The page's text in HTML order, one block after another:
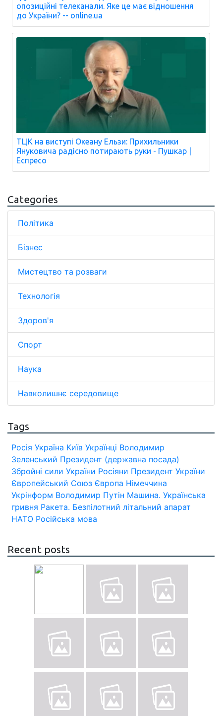
опозиційні телеканали. Яке це має відношення
до України? -- online.ua
ТЦК на виступі Океану Ельзи: Прихильники
Януковича радісно потирають руки - Пушкар |
Еспресо
Categories
Політика
Бізнес
Мистецтво та розваги
Технологія
Здоров'я
Спорт
Наука
Навколишнє середовище
Tags
Росія Україна Київ Українці Володимир
Зеленський Президент (державна посада)
Збройні сили України Росіяни Президент України
Європейський Союз Європа Німеччина
Укрінформ Володимир Путін Машина. Українська
гривня Ракета. Безпілотний літальний апарат
НАТО Російська мова
Recent posts